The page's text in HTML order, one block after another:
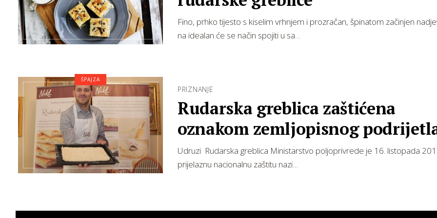
Fino, prhko tijesto s kiselim vrhnjem i prozračan, špinatom začinjen
na idealan će se način spojiti u sa…
PRIZNANJE
Rudarska greblica zaštićena
oznakom zemljopisnog
Udruzi Rudarska greblica Ministarstvo poljoprivrede je 16. listopada
prijelaznu nacionalnu zaštitu nazi…
ŠPAJZA